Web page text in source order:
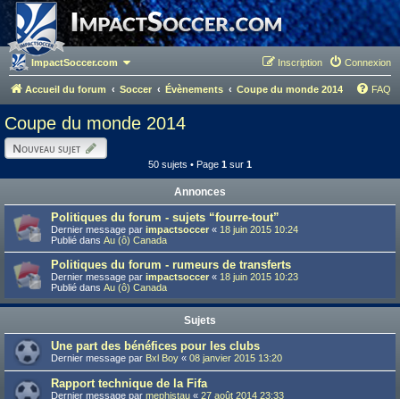
ImpactSoccer.com Connexion
Inscription
Accueil du forum Soccer Évènements Coupe du monde 2014 FAQ
Coupe du monde 2014
Nouveau sujet
50 sujets • Page 1 sur 1
Annonces
Politiques du forum - sujets “fourre-tout”
Dernier message par impactsoccer « 18 juin 2015 10:24
Publié dans Au (ô) Canada
Politiques du forum - rumeurs de transferts
Dernier message par impactsoccer « 18 juin 2015 10:23
Publié dans Au (ô) Canada
Sujets
Une part des bénéfices pour les clubs
Dernier message par Bxl Boy « 08 janvier 2015 13:20
Rapport technique de la Fifa
Dernier message par mephistau « 27 août 2014 23:33